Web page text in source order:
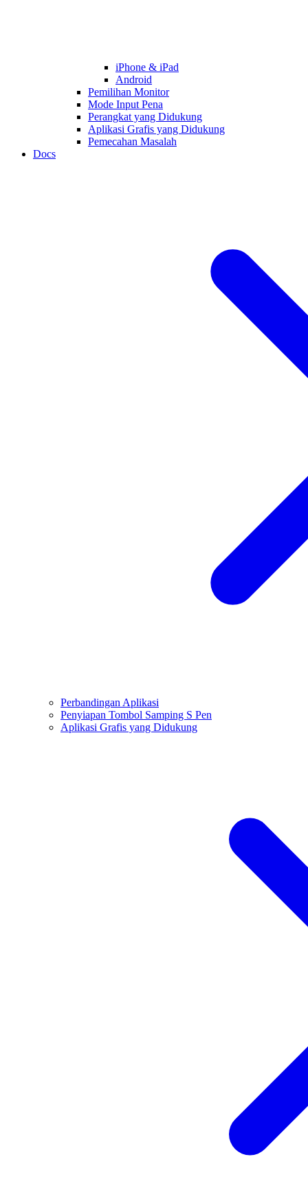
iPhone & iPad
Android
Pemilihan Monitor
Mode Input Pena
Perangkat yang Didukung
Aplikasi Grafis yang Didukung
Pemecahan Masalah
Docs
Perbandingan Aplikasi
Penyiapan Tombol Samping S Pen
Aplikasi Grafis yang Didukung